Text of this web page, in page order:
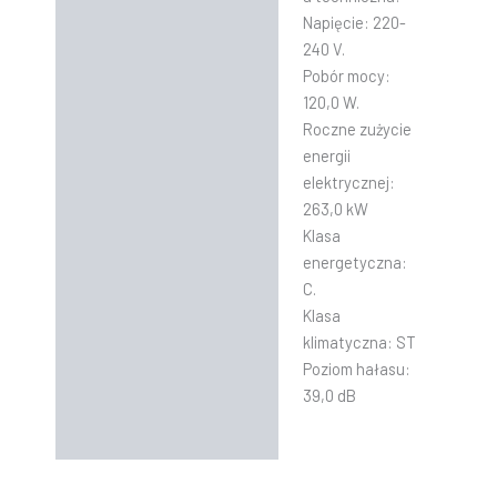
Napięcie: 220-
240 V.
Pobór mocy:
120,0 W.
Roczne zużycie
energii
elektrycznej:
263,0 kW
Klasa
energetyczna:
C.
Klasa
klimatyczna: ST
Poziom hałasu:
39,0 dB